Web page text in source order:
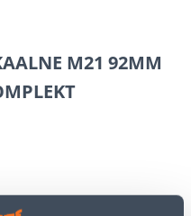
M21 92MM